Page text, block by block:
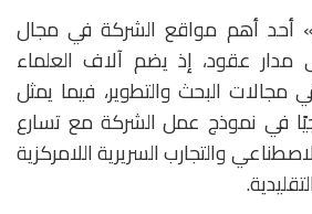
أحد أهم مواقع الشركة في مجال
مدار عقود، إذ يضم آلاف العلماء
مجالات البحث والتطوير، فيما يمثل
في نموذج عمل الشركة مع تسارع
والتجارب السريرية اللامركزية